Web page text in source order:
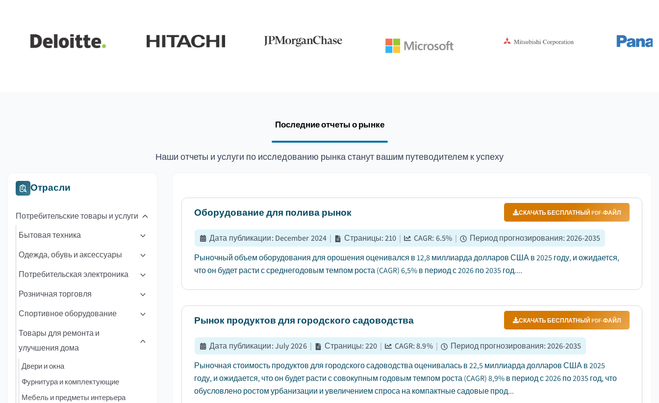
Последние отчеты о рынке
Наши отчеты и услуги по исследованию рынка станут вашим путеводителем к успеху
Отрасли
Потребительские товары и услуги
Бытовая техника
Одежда, обувь и аксессуары
Потребительская электроника
Розничная торговля
Спортивное оборудование
Товары для ремонта и
улучшения дома
Двери и окна
Фурнитура и комплектующие
Мебель и предметы интерьера
Оборудование для полива рынок СКАЧАТЬ БЕСПЛАТНЫЙ PDF-ФАЙЛ
Дата публикации: December 2024 | Страницы:210 | CAGR: 6.5% | Период прогнозирования:2026-2035
Рыночный объем оборудования для орошения оценивался в 12,8 миллиарда долларов США в 2025 году, и ожидается,
что он будет расти с среднегодовым темпом роста (CAGR) 6,5% в период с 2026 по 2035 год....
Рынок продуктов для городского садоводства СКАЧАТЬ БЕСПЛАТНЫЙ PDF-ФАЙЛ
Дата публикации:July 2026 | Страницы:220 | CAGR:8.9% | Период прогнозирования:2026-2035
Рыночная стоимость продуктов для городского садоводства оценивалась в 22,5 миллиарда долларов США в 2025
году, и ожидается, что он будет расти с совокупным годовым темпом роста (CAGR) 8,9% в период с 2026 по 2035 год, что
обусловлено ростом урбанизации и увеличением спроса на компактные садовые прод...